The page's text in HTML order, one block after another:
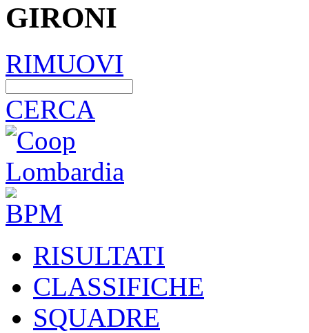
GIRONI
RIMUOVI
CERCA
RISULTATI
CLASSIFICHE
SQUADRE